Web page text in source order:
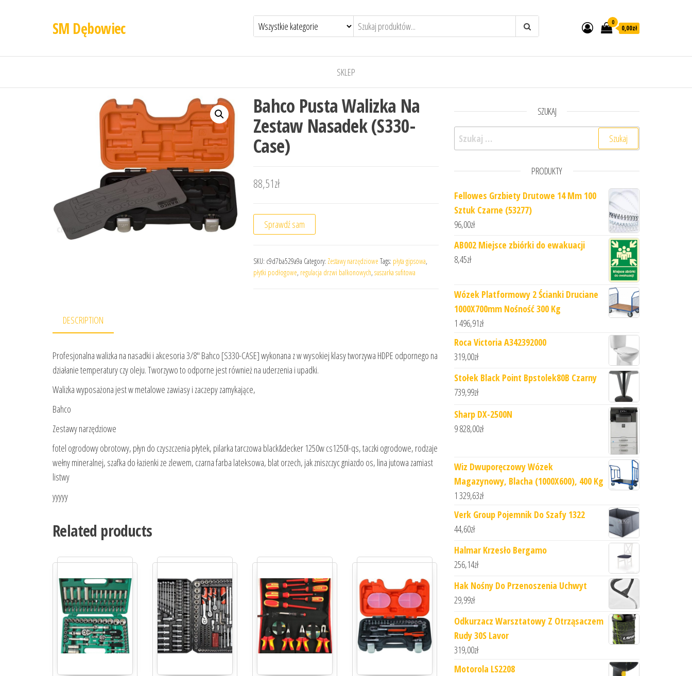
SM Dębowiec 0
0,00zł
SKLEP
Bahco Pusta Walizka Na
Zestaw Nasadek (S330-
Case)
88,51zł
Sprawdź sam
SKU: c9d7ba529a9a Category: Zestawy narzędziowe Tags: płyta gipsowa,
płytki podłogowe, regulacja drzwi balkonowych, suszarka sufitowa
DESCRIPTION
Profesjonalna walizka na nasadki i akcesoria 3/8″ Bahco [S330-CASE] wykonana z w wysokiej klasy tworzywa HDPE odpornego na
działanie temperatury czy oleju. Tworzywo to odporne jest również na uderzenia i upadki.
Walizka wyposażona jest w metalowe zawiasy i zaczepy zamykające,
Bahco
Zestawy narzędziowe
fotel ogrodowy obrotowy, płyn do czyszczenia płytek, pilarka tarczowa black&decker 1250w cs1250l-qs, taczki ogrodowe, rodzaje
wełny mineralnej, szafka do łazienki ze zlewem, czarna farba lateksowa, blat orzech, jak zniszczyc gniazdo os, lina jutowa zamiast
listwy
yyyyy
Related products
SZUKAJ
Szukaj:
PRODUKTY
Fellowes Grzbiety Drutowe 14 Mm 100
Sztuk Czarne (53277)
96,00zł
AB002 Miejsce zbiórki do ewakuacji
8,45zł
Wózek Platformowy 2 Ścianki Druciane
1000X700mm Nośność 300 Kg
1 496,91zł
Roca Victoria A342392000
319,00zł
Stołek Black Point Bpstolek80B Czarny
739,99zł
Sharp DX-2500N
9 828,00zł
Wiz Dwuporęczowy Wózek
Magazynowy, Blacha (1000X600), 400 Kg
1 329,63zł
Verk Group Pojemnik Do Szafy 1322
44,60zł
Halmar Krzesło Bergamo
256,14zł
Hak Nośny Do Przenoszenia Uchwyt
29,99zł
Odkurzacz Warsztatowy Z Otrząsaczem
Rudy 30S Lavor
319,00zł
Motorola LS2208